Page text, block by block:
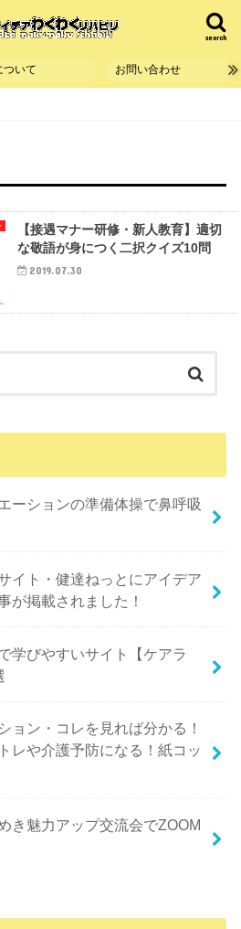
search
ついて お問い合わせ
【接遇マナー研修・新人教育】適切
な敬語が身につく二択クイズ10問
2019.07.30
ーションの準備体操で鼻呼吸
イト・健達ねっとにアイデア
が掲載されました！
学びやすいサイト【ケアラ
ョン・コレを見れば分かる！
レや介護予防になる！紙コッ
き魅力アップ交流会でZOOM